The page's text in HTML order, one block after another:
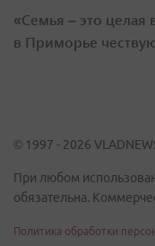
«Семья – это целая
в Приморье
© 1997 - 2026
При любом
обязательна.
Политика обработки